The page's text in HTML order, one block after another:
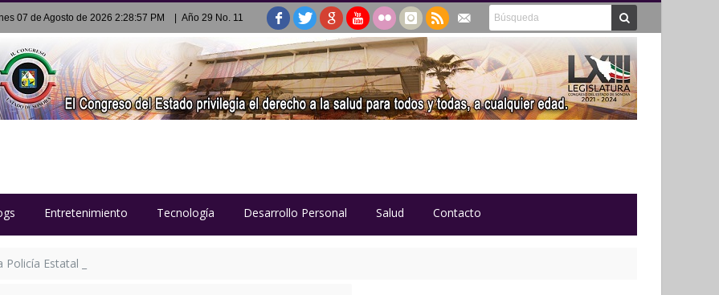
07 de Agosto de 2026 2:28:57 PM | Año 29 No. 11
Entretenimiento Tecnología Desarrollo Personal Salud Contacto
Estatal Penitenciaria